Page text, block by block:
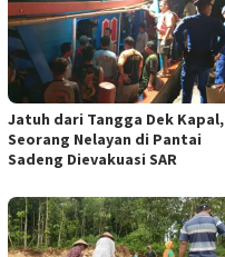
Jatuh dari Tangga Dek Kapal,
Seorang Nelayan di Pantai
Sadeng Dievakuasi SAR